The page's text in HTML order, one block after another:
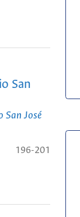
San
San José
196-201